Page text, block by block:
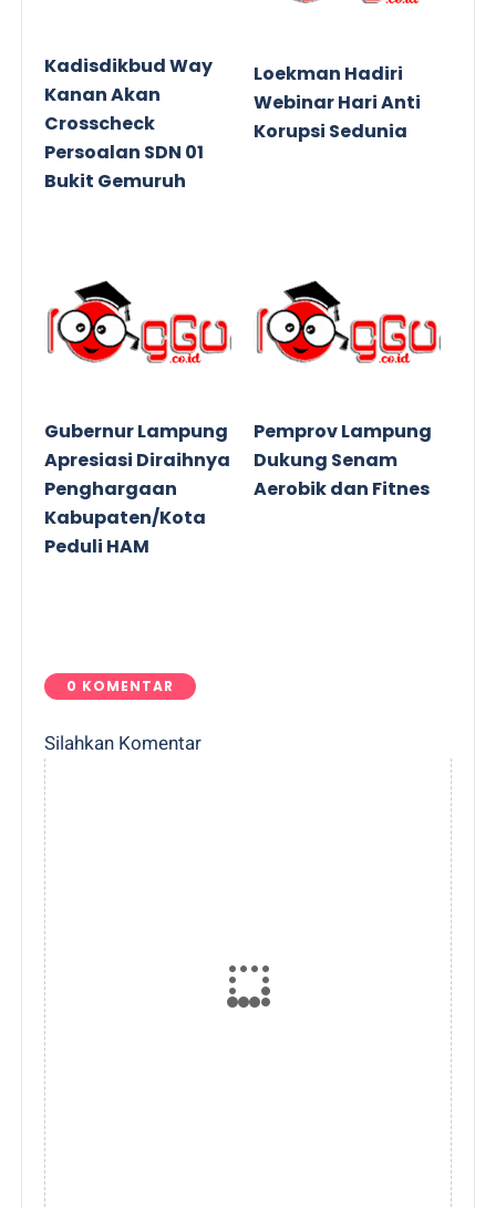
Kadisdikbud Way
Kanan Akan
Crosscheck
Persoalan SDN 01
Bukit Gemuruh
Loekman Hadiri
Webinar Hari Anti
Korupsi Sedunia
Gubernur Lampung
Apresiasi Diraihnya
Penghargaan
Kabupaten/Kota
Peduli HAM
Pemprov Lampung
Dukung Senam
Aerobik dan Fitnes
0 KOMENTAR
Silahkan Komentar